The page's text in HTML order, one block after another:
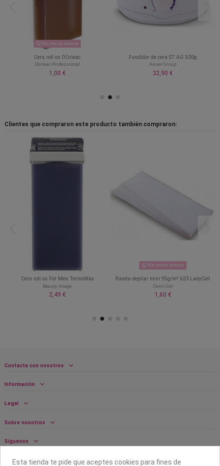
Sin stock online
Cera roll on DOrleac
Dorleac Professional
1,00 €
Fundidor de cera ST AG 500g
Asuer Group
32,90 €
Clientes que compraron este producto también compraron:
Cera roll on For Men TermoWax
Beauty Image
2,49 €
Sin stock online
Banda depilar mini 95g/m² 623 LadyCell
Cami-Cel
1,60 €
Contacta con nosotros
Información
Legal
Sobre nosotros
Síguenos
Boletín
Esta tienda te pide que aceptes cookies para fines de